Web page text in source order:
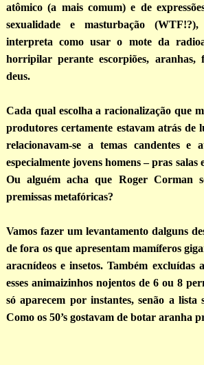
atômico (a mais comum) e de
sexualidade e masturbação
interpreta como usar o mote da
horripilar perante escorpiões, aranhas,
deus.
Cada qual escolha a racionalização que
produtores certamente estavam atrás de
relacionavam-se a temas candentes e
especialmente jovens homens – pras salas
Ou alguém acha que Roger Corman
premissas metafóricas?
Vamos fazer um levantamento dalguns
de fora os que apresentam mamíferos
aracnídeos e insetos. Também excluídas
esses animaizinhos nojentos de 6 ou 8
só aparecem por instantes, senão a lista
Como os 50’s gostavam de botar aranha